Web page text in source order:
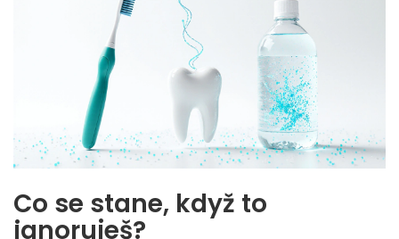
Co se stane, když to
ignoruješ?